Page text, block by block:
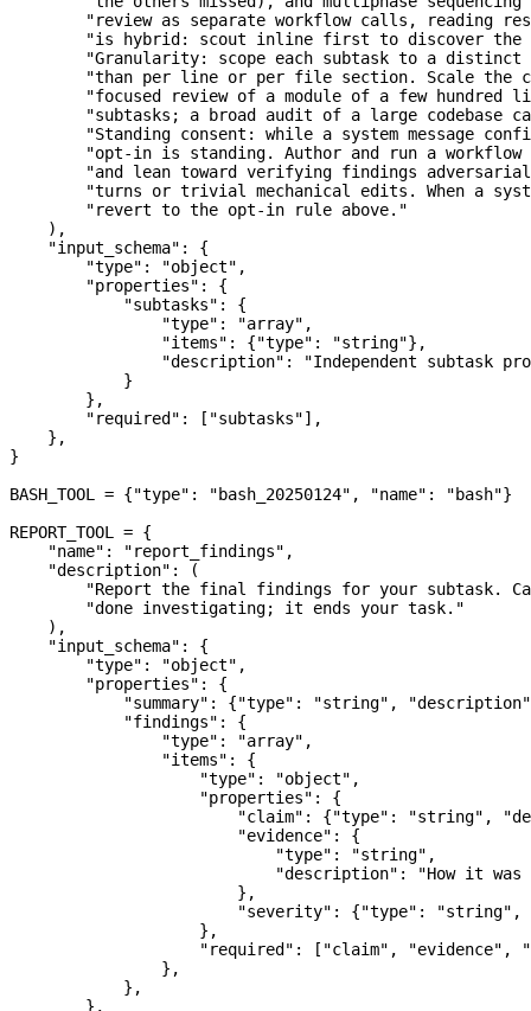
"review as separate workflow calls, reading
"is hybrid: scout inline first to discover
"Granularity: scope each subtask to a
"than per line or per file section. Scale the
"focused review of a module of a few hundred
"subtasks; a broad audit of a large codebase
"Standing consent: while a system message
"opt-in is standing. Author and run a
"and lean toward verifying findings
"turns or trivial mechanical edits. When a
        "revert to the opt-in rule above."
    ),
    "input_schema"
: {
        "type"
: "object" ,
        "properties"
: {
            "subtasks"
: {
                "type"
: "array" ,
                "items"
: {"type" : "string"},
                "description"
:
"Independent subtask
            }
        },
        "required"
: [ "subtasks"],
    },
}
BASH_TOOL = {"type" : "bash_20250124" , "name" : "bash"}
REPORT_TOOL = {
    "name"
: "report_findings" ,
    "description"
: (
"Report the final findings for your subtask.
        "done investigating; it ends your task."
    ),
    "input_schema"
: {
        "type"
: "object" ,
        "properties"
: {
            "summary"
: {"type" : "string" ,
"description"
            "findings"
: {
                "type"
: "array" ,
                "items"
: {
                    "type"
: "object" ,
                    "properties"
: {
                        "claim"
: {"type" : "string" ,
                        "evidence"
: {
                            "type"
: "string" ,
                            "description"
:
"How it
                        },
                        "severity"
: {"type" : "string" ,
                    },
                    "required"
: [ "claim" , "evidence" ,
                },
            },
        },